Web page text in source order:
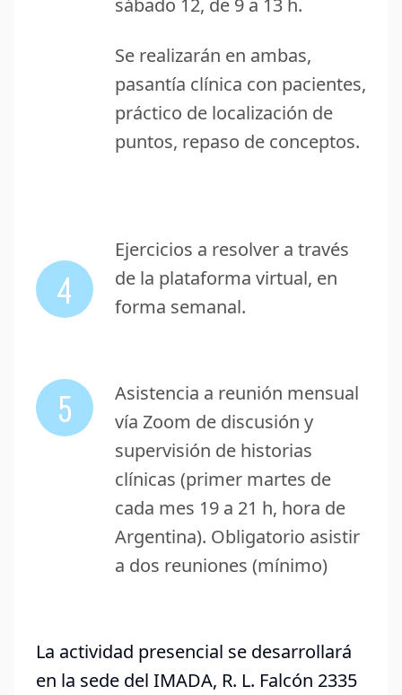
Se realizarán en ambas,
pasantía clínica con pacientes,
práctico de localización de
puntos, repaso de conceptos.
4
Ejercicios a resolver a través
de la plataforma virtual, en
forma semanal.
5
Asistencia a reunión mensual
vía Zoom de discusión y
supervisión de historias
clínicas (primer martes de
cada mes 19 a 21 h, hora de
Argentina). Obligatorio asistir
a dos reuniones (mínimo)
La actividad presencial se desarrollará
en la sede del IMADA, R. L. Falcón 2335